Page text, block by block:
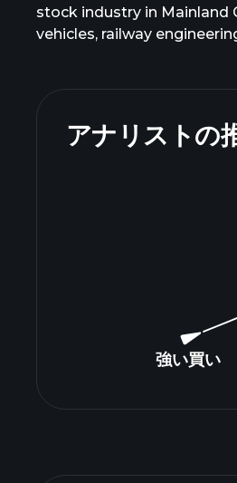
アナリストの
強い買い
stock industry in Mainland
vehicles, railway
as Zhuzhou CSR Times
Ltd. was incorporated in